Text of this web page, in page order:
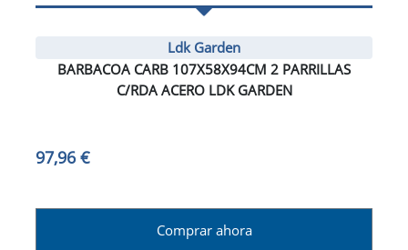
Ldk Garden
BARBACOA CARB 107X58X94CM 2 PARRILLAS
C/RDA ACERO LDK GARDEN
97,96 €
Comprar ahora